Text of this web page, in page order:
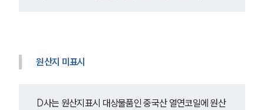
원산지 미표시
D사는 원산지표시 대상물품인 중국산 열연코일에 원산